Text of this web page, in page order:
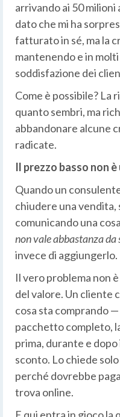
arrivando ai 50
dato che mi ha
fatturato in sé, ma la
mantenendo e in
soddisfazione dei
Come è possibile? La
quanto sembri, ma
abbandonare alcune
radicate.
Il prezzo basso non
Quando un
chiudere una
comunicando una
non vale abbastanza da
invece di aggiungerlo.
Il vero problema non
del valore. Un cliente
cosa sta comprando
pacchetto completo,
prima, durante e
sconto. Lo chiede
perché dovrebbe
trova online.